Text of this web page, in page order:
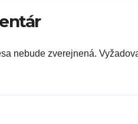
nebude zverejnená.